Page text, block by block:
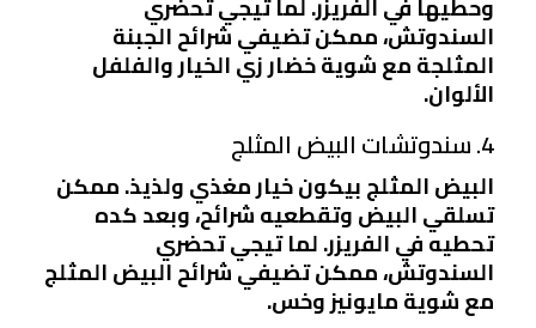
السندوتش، ممكن تضيفي شرائح الجبنة
المثلجة مع شوية خضار زي الخيار والفلفل
الألوان.
4. سندوتشات البيض المثلج
البيض المثلج بيكون خيار مغذي ولذيذ. ممكن
تسلقي البيض وتقطعيه شرائح، وبعد كده
تحطيه في الفريزر. لما تيجي تحضري
السندوتش، ممكن تضيفي شرائح البيض المثلج
مع شوية مايونيز وخس.